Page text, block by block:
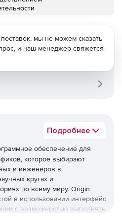
Подробнее
обеспечение для
которое выбирают
и инженеров в
кругах и
по всему миру. Origin
в использовании интерфейс
с возможностью выполнять
мы не можем сказать
и наш менеджер свяжется